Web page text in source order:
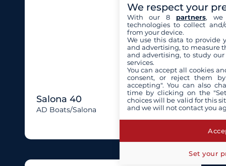
Salona 40
AD Boats/salona
We respect your
With our 8 partners, we
technologies to collect
from your device.
We use this data to provide
and advertising, to measure
and advertising, to study
services.
You can accept all cookies
consent, or reject them
accepting". You can also
time by clicking on the
choices will be valid for this
and we will not contact you
Set your